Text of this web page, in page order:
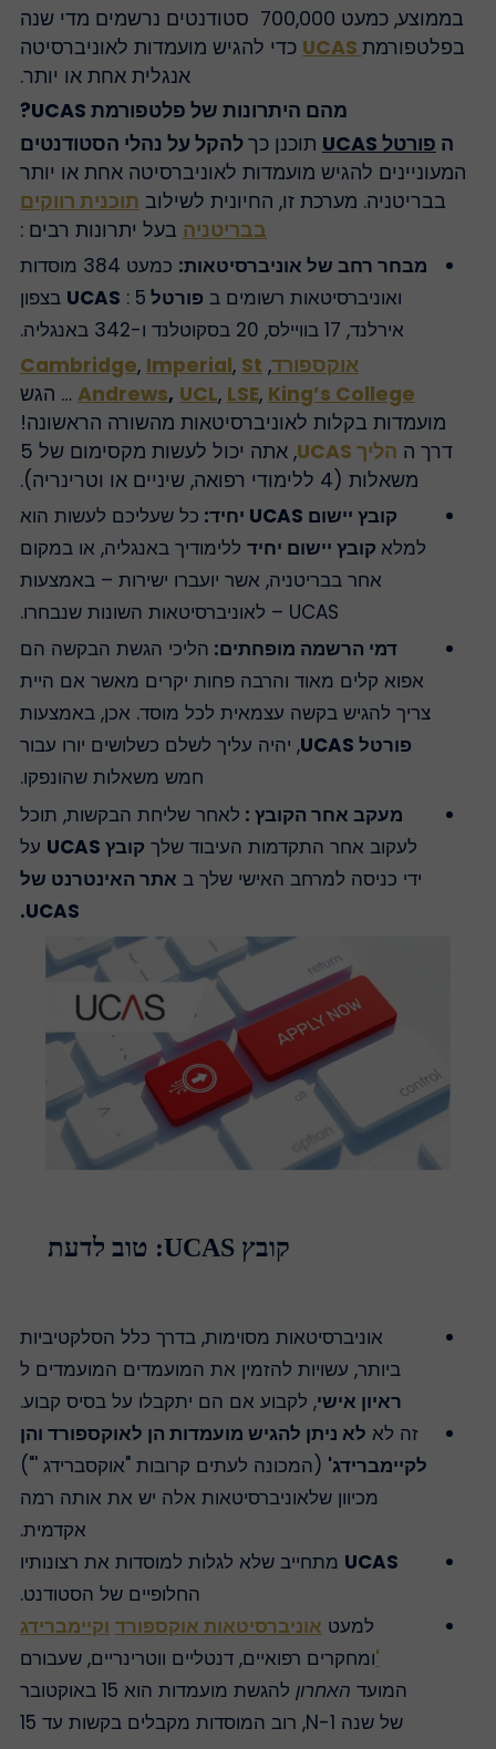
בממוצע, כמעט 700,000 סטודנטים נרשמים מדי שנה
בפלטפורמתUCAS
כדי להגיש מועמדות לאוניברסיטה
אנגלית אחת או יותר.
מהם היתרונות של פלטפורמת UCAS?
פורטל UCAS תוכנן כך להקל על נהלי הסטודנטים
המעוניינים להגיש מועמדות לאוניברסיטה אחת או יותר
בבריטניה. מערכת זו, החיונית לשילובתוכנית רווקים
בבריטניהבעל יתרונות רבים :
מבחר רחב של אוניברסיטאות:
כמעט 384 מוסדות
ואוניברסיטאות רשומים בפורטל UCAS
: 5 בצפון
אירלנד, 17 בוויילס, 20 בסקוטלנד ו-342 באנגליה.
אוקספורד,
Cambridge,Imperial, St
Andrews, UCL,LSE,King’s College
… הגש
מועמדות בקלות לאוניברסיטאות מהשורה הראשונה!
דרך ההליך UCAS
, אתה יכול לעשות מקסימום של 5
משאלות (4 ללימודי רפואה, שיניים או וטרינריה).
קובץ יישום UCAS יחיד:
כל שעליכם לעשות הוא
למלאקובץ יישום יחידללימודיך באנגליה, או במקום
אחר בבריטניה, אשר יועברו ישירות – באמצעות
UCAS – לאוניברסיטאות השונות שנבחרו.
דמי הרשמה מופחתים:הליכי הגשת הבקשה הם
אפוא קלים מאוד והרבה פחות יקרים מאשר אם היית
צריך להגיש בקשה עצמאית לכל מוסד. אכן, באמצעות
פורטל UCAS
, יהיה עליך לשלם כשלושים יורו עבור
חמש משאלות שהונפקו.
מעקב אחר הקובץ :לאחר שליחת הבקשות, תוכל
לעקוב אחר התקדמות העיבוד שלךקובץ UCAS
על
ידי כניסה למרחב האישי שלך באתר האינטרנט של
UCAS.
קובץ UCAS: טוב לדעת
אוניברסיטאות מסוימות, בדרך כלל הסלקטיביות
ביותר, עשויות להזמין את המועמדים המועמדים ל
ראיון אישי, לקבוע אם הם יתקבלו על בסיס קבוע.
זה לאלא ניתן להגיש מועמדות הן לאוקספורד והן
לקיימברידג'(המכונה לעתים קרובות "אוקסברידג '")
מכיוון שלאוניברסיטאות אלה יש את אותה רמה
אקדמית.
UCASמתחייב שלא לגלות למוסדות את רצונותיו
החלופיים של הסטודנט.
למעטאוניברסיטאות אוקספורד וקיימברידג
ומחקרים רפואיים, דנטליים ווטרינריים, שעבורם
המועד האחרון
להגשת מועמדות הוא 15 באוקטובר
של שנה N-1, רוב המוסדות מקבלים בקשות עד 15